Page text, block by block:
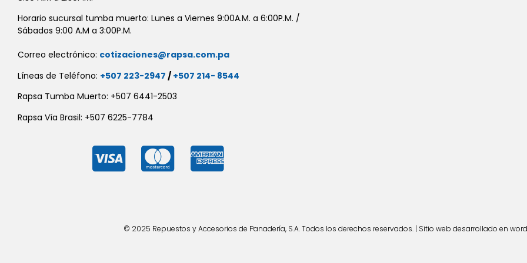
Horario sucursal tumba muerto: Lunes a Viernes 9:00A.M. a 6:00P.M. /
Sábados 9:00 A.M a 3:00P.M.
Correo electrónico: cotizaciones@rapsa.com.pa
Líneas de Teléfono: +507 223-2947 / +507 214- 8544
Rapsa Tumba Muerto: +507 6441-2503
Rapsa Vía Brasil: +507 6225-7784
© 2025 Repuestos y Accesorios de Panadería, S.A. Todos los derechos reservados. | Sitio web desarrollado en